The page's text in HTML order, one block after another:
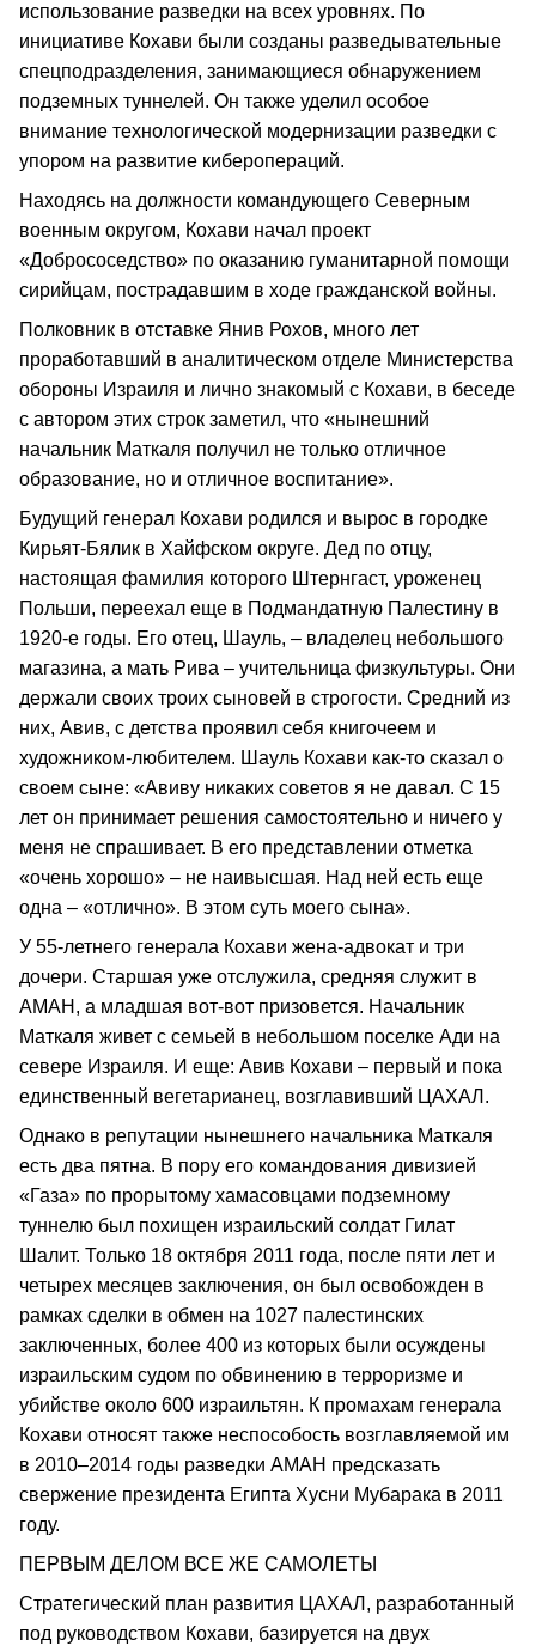
использование разведки на всех уровнях. По
инициативе Кохави были созданы разведывательные
спецподразделения, занимающиеся обнаружением
подземных туннелей. Он также уделил особое
внимание технологической модернизации разведки с
упором на развитие киберопераций.
Находясь на должности командующего Северным
военным округом, Кохави начал проект
«Добрососедство» по оказанию гуманитарной помощи
сирийцам, пострадавшим в ходе гражданской войны.
Полковник в отставке Янив Рохов, много лет
проработавший в аналитическом отделе Министерства
обороны Израиля и лично знакомый с Кохави, в беседе
с автором этих строк заметил, что «нынешний
начальник Маткаля получил не только отличное
образование, но и отличное воспитание».
Будущий генерал Кохави родился и вырос в городке
Кирьят-Бялик в Хайфском округе. Дед по отцу,
настоящая фамилия которого Штернгаст, уроженец
Польши, переехал еще в Подмандатную Палестину в
1920-е годы. Его отец, Шауль, – владелец небольшого
магазина, а мать Рива – учительница физкультуры. Они
держали своих троих сыновей в строгости. Средний из
них, Авив, с детства проявил себя книгочеем и
художником-любителем. Шауль Кохави как-то сказал о
своем сыне: «Авиву никаких советов я не давал. С 15
лет он принимает решения самостоятельно и ничего у
меня не спрашивает. В его представлении отметка
«очень хорошо» – не наивысшая. Над ней есть еще
одна – «отлично». В этом суть моего сына».
У 55-летнего генерала Кохави жена-адвокат и три
дочери. Старшая уже отслужила, средняя служит в
АМАН, а младшая вот-вот призовется. Начальник
Маткаля живет с семьей в небольшом поселке Ади на
севере Израиля. И еще: Авив Кохави – первый и пока
единственный вегетарианец, возглавивший ЦАХАЛ.
Однако в репутации нынешнего начальника Маткаля
есть два пятна. В пору его командования дивизией
«Газа» по прорытому хамасовцами подземному
туннелю был похищен израильский солдат Гилат
Шалит. Только 18 октября 2011 года, после пяти лет и
четырех месяцев заключения, он был освобожден в
рамках сделки в обмен на 1027 палестинских
заключенных, более 400 из которых были осуждены
израильским судом по обвинению в терроризме и
убийстве около 600 израильтян. К промахам генерала
Кохави относят также неспособость возглавляемой им
в 2010–2014 годы разведки АМАН предсказать
свержение президента Египта Хусни Мубарака в 2011
году.
ПЕРВЫМ ДЕЛОМ ВСЕ ЖЕ САМОЛЕТЫ
Стратегический план развития ЦАХАЛ, разработанный
под руководством Кохави, базируется на двух